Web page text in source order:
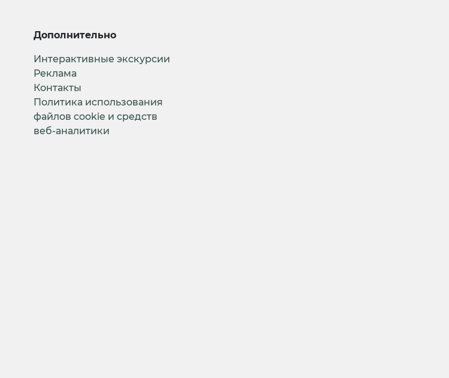
Дополнительно
Интерактивные экскурсии
Реклама
Контакты
Политика использования
файлов cookie и средств
веб-аналитики